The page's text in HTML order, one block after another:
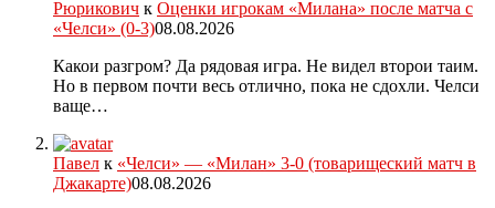
Рюрикович к Оценки игрокам «Милана» после матча с
«Челси» (0-3)08.08.2026
Какои разгром? Да рядовая игра. Не видел второи таим.
Но в первом почти весь отлично, пока не сдохли. Челси
ваще…
Павел к «Челси» — «Милан» 3-0 (товарищеский матч в
Джакарте)08.08.2026